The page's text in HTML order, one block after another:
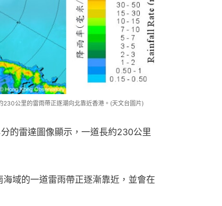
公里的雷雨帶正逐潮向北靠近香港。(天文台圖片)
的雷達圖像顯示，一道長約230公里
域的一道雷雨帶正逐漸靠近，並會在